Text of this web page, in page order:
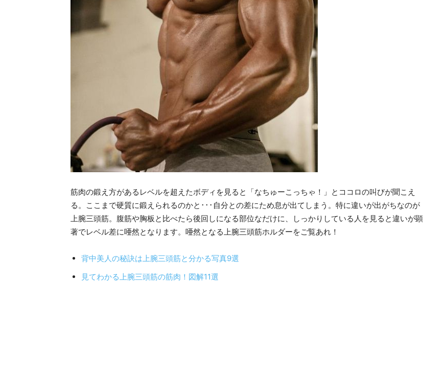
筋肉の鍛え方があるレベルを超えたボディを見ると「なちゅーこっちゃ！」とココロの叫びが聞こえ
る。ここまで硬質に鍛えられるのかと･･･自分との差にため息が出てしまう。特に違いが出がちなのが
上腕三頭筋。腹筋や胸板と比べたら後回しになる部位なだけに、しっかりしている人を見ると違いが顕
著でレベル差に唖然となります。唖然となる上腕三頭筋ホルダーをご覧あれ！
背中美人の秘訣は上腕三頭筋と分かる写真9選
見てわかる上腕三頭筋の筋肉！図解11選